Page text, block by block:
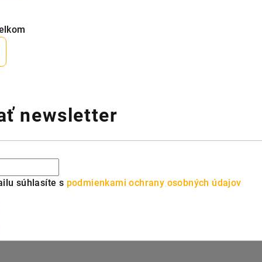
newsletter
súhlasíte s podmienkami ochrany osobných údajov